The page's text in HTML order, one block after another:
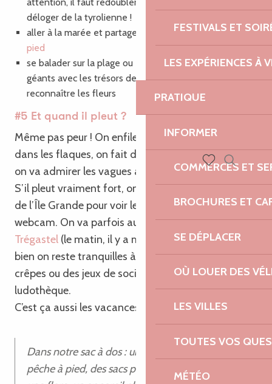
FESTIVALS ET
LES EXPÉRIENCES À
PRATIQUE
INFORMER
COMMERCES ET
BROCHURES ET
SE DÉPLACER
OÙ LOUER DES
LES VILLES
TOUTES VOS
MÉTÉO
déloger de la tyrolienne !
aller à la marée et partager nos secrets depêche à
pied
se balader sur la plage ou en forêt, faire des mandalas
géants avec les trésors de la nature, leur apprendre à
reconnaître les fleurs
#5 Et quand il pleut ?
Même pas peur ! On enfile bottes et cirés, on saute
dans les flaques, on fait des courses d’escargots,
on va admirer les vagues au bout de l’Ile Grande…
S’il pleut vraiment fort, on s’abrite àla station LPO
de l’Île Grande pour voir les Fous de Bassan à la
webcam. On va parfois aussi patauger auForum de
Trégastel (le matin, il y a moins de monde !)… Ou
bien on reste tranquilles à la maison, à faire des
crêpes ou des jeux de société empruntés à la
ludothèque.
C’est ça aussi les vacances chez papi et mamie !
Dans notre sac à dos : une réglette pour la
pêche à pied, des sacs pour ramener les trésors,